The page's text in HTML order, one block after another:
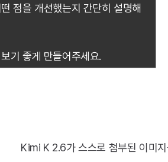
점을 개선했는지 간단히 설명해
기 좋게 만들어주세요.